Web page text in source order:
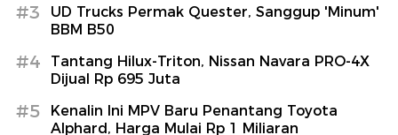
#3
UD Trucks Permak Quester, Sanggup 'Minum'
BBM B50
#4
Tantang Hilux-Triton, Nissan Navara PRO-4X
Dijual Rp 695 Juta
#5
Kenalin Ini MPV Baru Penantang Toyota
Alphard, Harga Mulai Rp 1 Miliaran